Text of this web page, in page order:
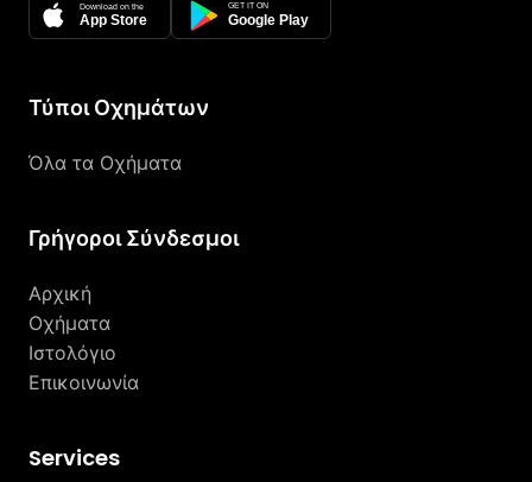
Download on the
App Store
GET IT ON
Google Play
Τύποι Οχημάτων
Όλα τα Οχήματα
Services
Γρήγοροι Σύνδεσμοι
Αρχική
Οχήματα
Ιστολόγιο
Επικοινωνία